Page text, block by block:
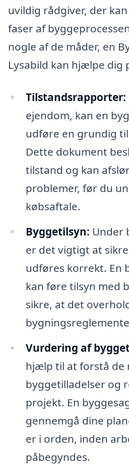
uvildig rådgiver, der
faser af
nogle af de måder, en
Lysabild kan hjælpe dig
Tilstandsrapporter:
ejendom, kan en
udføre en grundig
Dette dokument
tilstand og kan
problemer, før du
købsaftale.
Byggetilsyn: Under
er det vigtigt at
udføres korrekt. En
kan føre tilsyn med
sikre, at det
Vurdering af
hjælp til at forstå de
byggetilladelser og
projekt. En
gennemgå dine
er i orden, inden
påbegyndes.